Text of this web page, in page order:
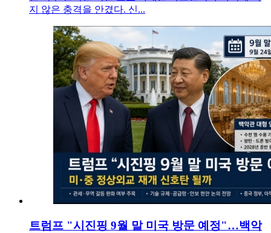
지 않은 충격을 안겼다. 신...
트럼프 "시진핑 9월 말 미국 방문 예정"…백악